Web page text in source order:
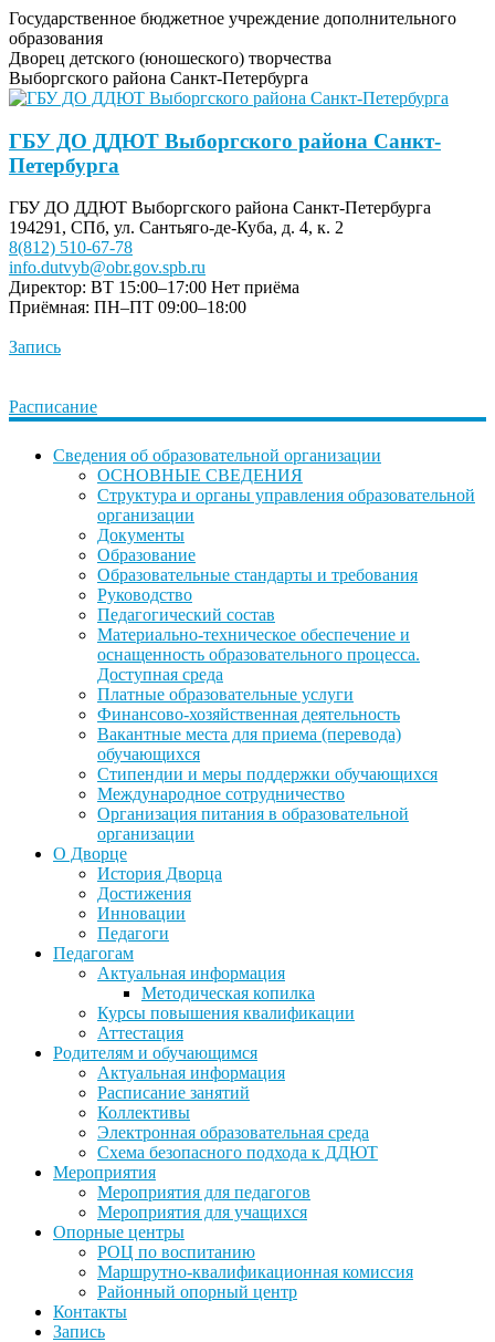
Государственное бюджетное учреждение дополнительного
образования
Дворец детского (юношеского) творчества
Выборгского района Санкт-Петербурга
ГБУ ДО ДДЮТ Выборгского района Санкт-
Петербурга
ГБУ ДО ДДЮТ Выборгского района Санкт-Петербурга
194291, СПб, ул. Сантьяго-де-Куба, д. 4, к. 2
8(812) 510-67-78
info.dutvyb@obr.gov.spb.ru
Директор: ВТ 15:00–17:00 Нет приёма
Приёмная: ПН–ПТ 09:00–18:00
Запись
Расписание
Сведения об образовательной организации
ОСНОВНЫЕ СВЕДЕНИЯ
Структура и органы управления образовательной
организации
Документы
Образование
Образовательные стандарты и требования
Руководство
Педагогический состав
Материально-техническое обеспечение и
оснащенность образовательного процесса.
Доступная среда
Платные образовательные услуги
Финансово-хозяйственная деятельность
Вакантные места для приема (перевода)
обучающихся
Стипендии и меры поддержки обучающихся
Международное сотрудничество
Организация питания в образовательной
организации
О Дворце
История Дворца
Достижения
Инновации
Педагоги
Педагогам
Актуальная информация
Методическая копилка
Курсы повышения квалификации
Аттестация
Родителям и обучающимся
Актуальная информация
Расписание занятий
Коллективы
Электронная образовательная среда
Схема безопасного подхода к ДДЮТ
Мероприятия
Мероприятия для педагогов
Мероприятия для учащихся
Опорные центры
РОЦ по воспитанию
Маршрутно-квалификационная комиссия
Районный опорный центр
Контакты
Запись